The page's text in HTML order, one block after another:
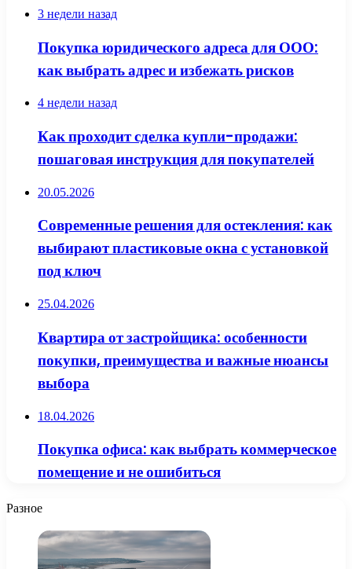
3 недели назад
Покупка юридического адреса для ООО:
как выбрать адрес и избежать рисков
4 недели назад
Как проходит сделка купли-продажи:
пошаговая инструкция для покупателей
20.05.2026
Современные решения для остекления: как
выбирают пластиковые окна с установкой
под ключ
25.04.2026
Квартира от застройщика: особенности
покупки, преимущества и важные нюансы
выбора
18.04.2026
Покупка офиса: как выбрать коммерческое
помещение и не ошибиться
Разное